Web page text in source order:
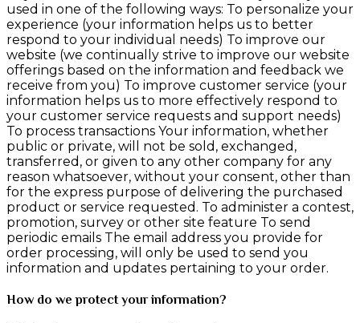
used in one of the following ways: To personalize your
experience (your information helps us to better
respond to your individual needs) To improve our
website (we continually strive to improve our website
offerings based on the information and feedback we
receive from you) To improve customer service (your
information helps us to more effectively respond to
your customer service requests and support needs)
To process transactions Your information, whether
public or private, will not be sold, exchanged,
transferred, or given to any other company for any
reason whatsoever, without your consent, other than
for the express purpose of delivering the purchased
product or service requested. To administer a contest,
promotion, survey or other site feature To send
periodic emails The email address you provide for
order processing, will only be used to send you
information and updates pertaining to your order.
How do we protect your information?